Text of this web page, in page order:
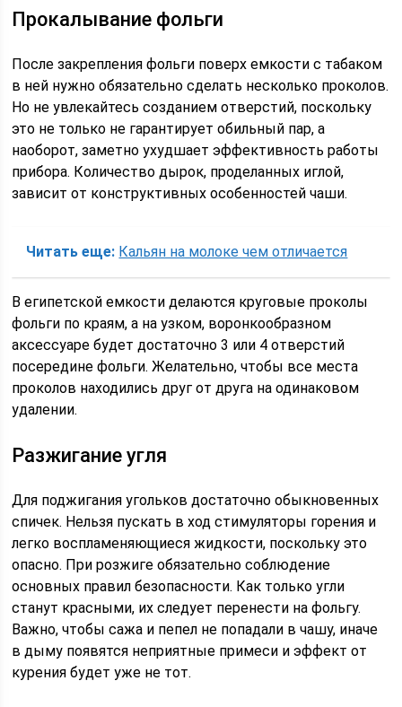
Прокалывание фольги
После закрепления фольги поверх емкости с табаком
в ней нужно обязательно сделать несколько проколов.
Но не увлекайтесь созданием отверстий, поскольку
это не только не гарантирует обильный пар, а
наоборот, заметно ухудшает эффективность работы
прибора. Количество дырок, проделанных иглой,
зависит от конструктивных особенностей чаши.
Читать еще: Кальян на молоке чем отличается
В египетской емкости делаются круговые проколы
фольги по краям, а на узком, воронкообразном
аксессуаре будет достаточно 3 или 4 отверстий
посередине фольги. Желательно, чтобы все места
проколов находились друг от друга на одинаковом
удалении.
Разжигание угля
Для поджигания угольков достаточно обыкновенных
спичек. Нельзя пускать в ход стимуляторы горения и
легко воспламеняющиеся жидкости, поскольку это
опасно. При розжиге обязательно соблюдение
основных правил безопасности. Как только угли
станут красными, их следует перенести на фольгу.
Важно, чтобы сажа и пепел не попадали в чашу, иначе
в дыму появятся неприятные примеси и эффект от
курения будет уже не тот.